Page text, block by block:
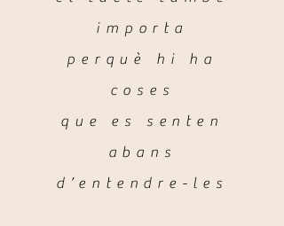
importa
perquè hi ha
coses
que es senten
abans
d’entendre-les